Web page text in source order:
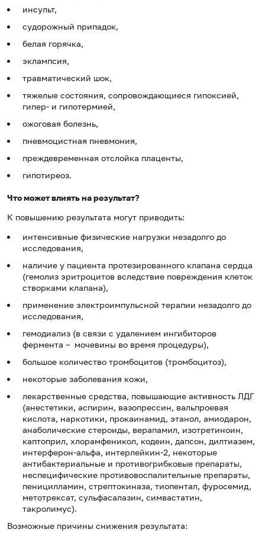
инсульт,
судорожный припадок,
белая горячка,
эклампсия,
травматический шок,
тяжелые состояния, сопровождающиеся гипоксией,
гипер- и гипотермией,
ожоговая болезнь,
пневмоцистная пневмония,
преждевременная отслойка плаценты,
гипотиреоз.
Что может влиять на результат?
К повышению результата могут приводить:
интенсивные физические нагрузки незадолго до
исследования,
наличие у пациента протезированного клапана сердца
(гемолиз эритроцитов вследствие повреждения клеток
створками клапана),
применение электроимпульсной терапии незадолго до
исследования,
гемодиализ (в связи с удалением ингибиторов
фермента – мочевины во время процедуры),
большое количество тромбоцитов (тромбоцитоз),
некоторые заболевания кожи,
лекарственные средства, повышающие активность ЛДГ
(анестетики, аспирин, вазопрессин, вальпроевая
кислота, наркотики, прокаинамид, этанол, амиодарон,
анаболические стероиды, верапамил, изотретиноин,
каптоприл, хлорамфеникол, кодеин, дапсон, дилтиазем,
интерферон-альфа, интерлейкин-2, некоторые
антибактериальные и противогрибковые препараты,
неспецифические противовоспалительные препараты,
пеницилламин, стрептокиназа, тиопентал, фуросемид,
метотрексат, сульфасалазин, симвастатин,
такролимус).
Возможные причины снижения результата: